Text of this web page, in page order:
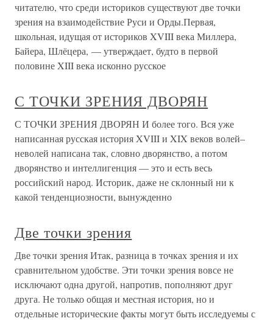
читателю, что среди историков существуют две точки
зрения на взаимодействие Руси и Орды.Первая,
школьная, идущая от историков XVIII века Миллера,
Байера, Шлёцера, — утверждает, будто в первой
половине XIII века исконно русское
С ТОЧКИ ЗРЕНИЯ ДВОРЯН
С ТОЧКИ ЗРЕНИЯ ДВОРЯН И более того. Вся уже
написанная русская история XVIII и XIX веков волей–
неволей написана так, словно дворянство, а потом
дворянство и интеллигенция — это и есть весь
российский народ. Историк, даже не склонный ни к
какой тенденциозности, вынужденно
Две точки зрения
Две точки зрения Итак, разница в точках зрения и их
сравнительном удобстве. Эти точки зрения вовсе не
исключают одна другой, напротив, пополняют друг
друга. Не только общая и местная история, но и
отдельные исторические факты могут быть исследуемы с